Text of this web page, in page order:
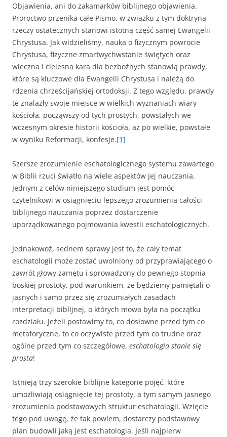
Objawienia, ani do zakamarków biblijnego objawienia.
Proroctwo przenika całe Pismo, w związku z tym doktryna
rzeczy ostatecznych stanowi istotną część samej Ewangelii
Chrystusa. Jak widzieliśmy, nauka o fizycznym powrocie
Chrystusa, fizyczne zmartwychwstanie świętych oraz
wieczna i cielesna kara dla bezbożnych stanowią prawdy,
które są kluczowe dla Ewangelii Chrystusa i należą do
rdzenia chrześcijańskiej ortodoksji. Z tego względu, prawdy
te znalazły swoje miejsce w wielkich wyznaniach wiary
kościoła, począwszy od tych prostych, powstałych we
wczesnym okresie historii kościoła, aż po wielkie, powstałe
w wyniku Reformacji, konfesje.[1]
Szersze zrozumienie eschatologicznego systemu zawartego
w Biblii rzuci światło na wiele aspektów jej nauczania.
Jednym z celów niniejszego studium jest pomóc
czytelnikowi w osiągnięciu lepszego zrozumienia całości
biblijnego nauczania poprzez dostarczenie
uporządkowanego pojmowania kwestii eschatologicznych.
Jednakowoż, sednem sprawy jest to, że cały temat
eschatologii może zostać uwolniony od przyprawiającego o
zawrót głowy zamętu i sprowadzony do pewnego stopnia
boskiej prostoty, pod warunkiem, że będziemy pamiętali o
jasnych i samo przez się zrozumiałych zasadach
interpretacji biblijnej, o których mowa była na początku
rozdziału. Jeżeli postawimy to, co dosłowne przed tym co
metaforyczne, to co oczywiste przed tym co trudne oraz
ogólne przed tym co szczegółowe, eschatologia stanie się
prosta!
Istnieją trzy szerokie biblijne kategorie pojęć, które
umożliwiają osiągnięcie tej prostoty, a tym samym jasnego
zrozumienia podstawowych struktur eschatologii. Wzięcie
tego pod uwagę, że tak powiem, dostarczy podstawowy
plan budowli jaką jest eschatologia. Jeśli najpierw